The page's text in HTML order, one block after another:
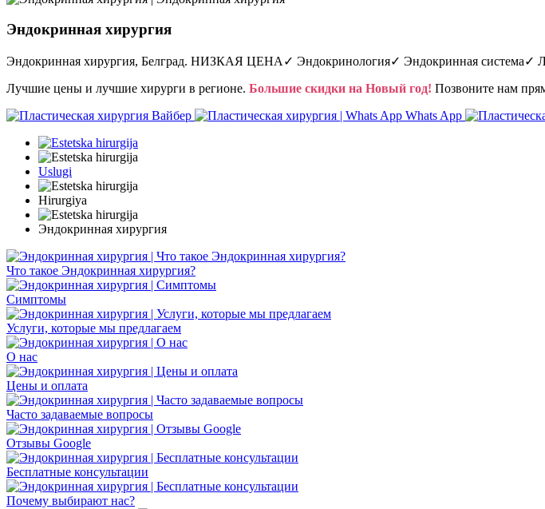
Эндокринная хирургия
Эндокринная хирургия, Белград. НИЗКАЯ ЦЕНА✓ Эндокринология✓ Эндокринная система✓
Лучшие цены и лучшие хирурги в регионе. Большие скидки на Новый год! Позвоните нам
Вайбер
Whats App
Uslugi
Hirurgiya
Эндокринная хирургия
Что такое Эндокринная хирургия?
Симптомы
Услуги, которые мы предлагаем
О нас
Цены и оплата
Часто задаваемые вопросы
Отзывы Google
Бесплатные консультации
Почему выбирают нас?